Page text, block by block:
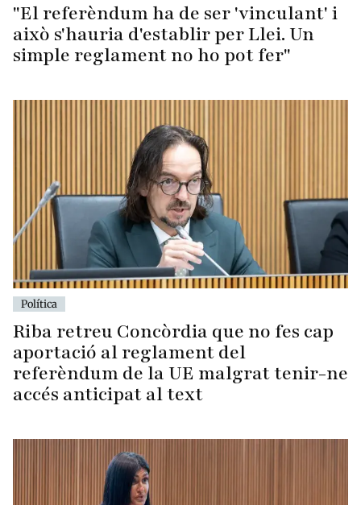
"El referèndum ha de ser 'vinculant' i
això s'hauria d'establir per Llei. Un
simple reglament no ho pot fer"
Política
Riba retreu Concòrdia que no fes cap
aportació al reglament del
referèndum de la UE malgrat tenir-ne
accés anticipat al text